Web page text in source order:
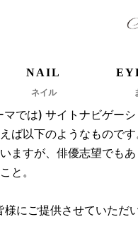
NAIL
ネイル
では) サイトナビゲー
ば以下のようなものです
ますが、俳優志望でも
と。
にご提供させていた